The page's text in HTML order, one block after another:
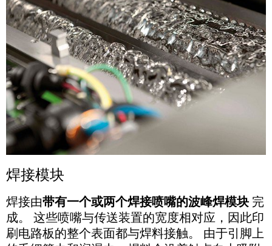
焊接模块
焊接由带有一个或两个焊接喷嘴的波峰焊模块 完
成。 这些喷嘴与传送装置的宽度相对应，因此印
刷电路板的整个表面都与焊料接触。 由于引脚上